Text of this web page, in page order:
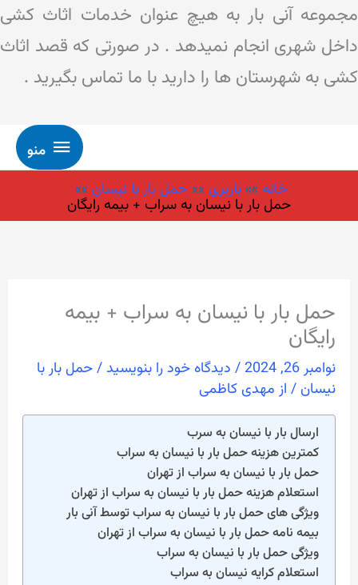
مجموعه آنی بار به هیچ عنوان خدمات اثاث کشی
داخل شهری انجام نمیدهد . در صورتی که قصد اثاث
کشی به شهرستان ها را دارید با ما تماس بگیرید .
به
منومنو
خانه باربری حمل بار با نیسان
حمل بار با نیسان به سراب + بیمه رایگان
حمل بار با نیسان به سراب + بیمه
رایگان
نوامبر 26, 2024 / دیدگاه‌ خود را بنویسید /حمل بار با
نیسان / از مهدی کاظمی
ارسال بار با نیسان به سرب
کمترین هزینه حمل بار با نیسان به سراب
حمل بار با نیسان به سراب از تهران
استعلام هزینه حمل بار با نیسان به سراب از تهران
ویژگی های حمل بار با نیسان به سراب توسط آنی بار
بیمه نامه حمل بار با نیسان به سراب از تهران
ویژگی حمل بار با نیسان به سراب
استعلام کرایه نیسان به سراب